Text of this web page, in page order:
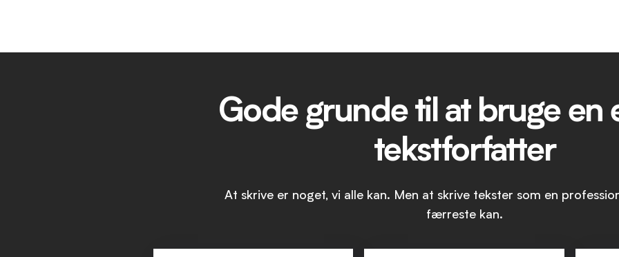
Gode grunde til at bruge en
tekstforfatter
At skrive er noget, vi alle kan. Men at skrive tekster som en
færreste kan.